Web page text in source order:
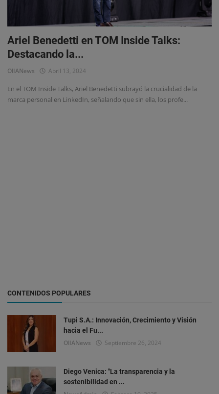
Ariel Benedetti en TOM Inside Talks:
Destacando la...
OlIANews Abril 13, 2024
En el TOM Inside Talks, Ariel Benedetti subrayó la crucialidad de la
marca personal en LinkedIn, señalando que sin ella, los profe...
CONTENIDOS POPULARES
Tupi S.A.: Innovación, Crecimiento y Visión
hacia el Fu...
OlIANews Septiembre 26, 2024
Diego Venica: "La transparencia y la
sostenibilidad en ...